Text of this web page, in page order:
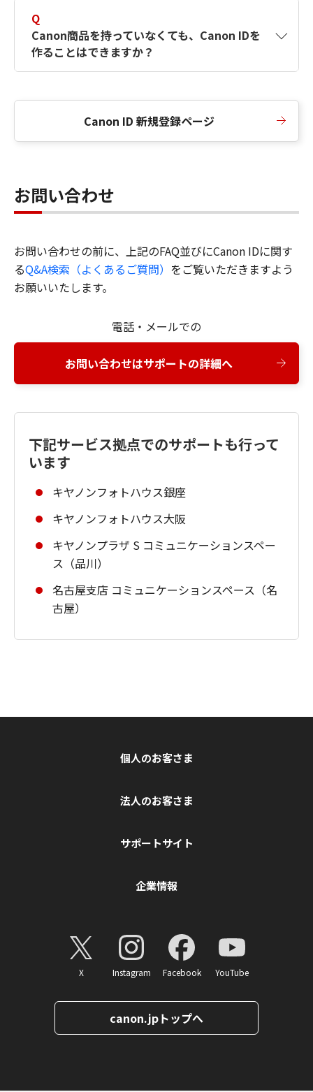
Q
Canon商品を持っていなくても、Canon IDを
作ることはできますか？
Canon ID 新規登録ページ
お問い合わせ
お問い合わせの前に、上記のFAQ並びにCanon IDに関す
るQ&A検索（よくあるご質問） をご覧いただきますよう
お願いいたします。
電話・メールでの
お問い合わせはサポートの詳細へ
下記サービス拠点でのサポートも行って
います
キヤノンフォトハウス銀座
キヤノンフォトハウス大阪
キヤノンプラザ S コミュニケーションスペー
ス（品川）
名古屋支店 コミュニケーションスペース（名
古屋）
個人のお客さま
法人のお客さま
サポートサイト
企業情報
X Instagram Facebook YouTube
canon.jpトップへ